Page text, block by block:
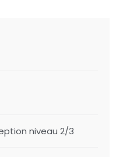
niveau 2/3